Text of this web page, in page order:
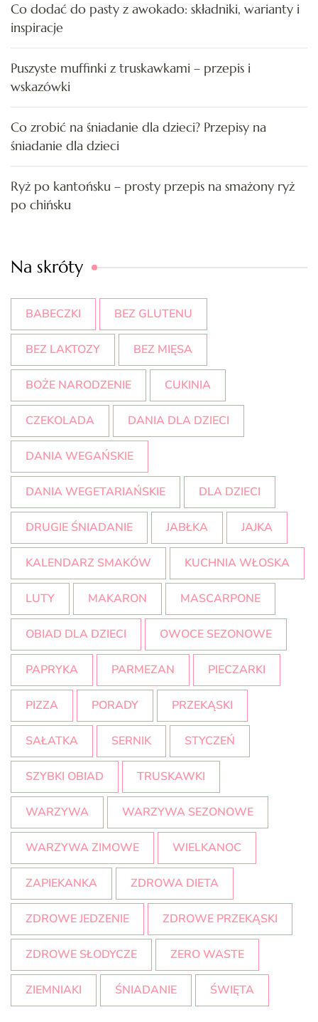
Co dodać do pasty z awokado: składniki, warianty i
inspiracje
Puszyste muffinki z truskawkami – przepis i
wskazówki
Co zrobić na śniadanie dla dzieci? Przepisy na
śniadanie dla dzieci
Ryż po kantońsku – prosty przepis na smażony ryż
po chińsku
Na skróty
BABECZKI BEZ GLUTENU
BEZ LAKTOZY BEZ MIĘSA
BOŻE NARODZENIE CUKINIA
CZEKOLADA DANIA DLA DZIECI
DANIA WEGAŃSKIE
DANIA WEGETARIAŃSKIE DLA DZIECI
DRUGIE ŚNIADANIE JABŁKA JAJKA
KALENDARZ SMAKÓW KUCHNIA WŁOSKA
LUTY MAKARON MASCARPONE
OBIAD DLA DZIECI OWOCE SEZONOWE
PAPRYKA PARMEZAN PIECZARKI
PIZZA PORADY PRZEKĄSKI
SAŁATKA SERNIK STYCZEŃ
SZYBKI OBIAD TRUSKAWKI
WARZYWA WARZYWA SEZONOWE
WARZYWA ZIMOWE WIELKANOC
ZAPIEKANKA ZDROWA DIETA
ZDROWE JEDZENIE ZDROWE PRZEKĄSKI
ZDROWE SŁODYCZE ZERO WASTE
ZIEMNIAKI ŚNIADANIE ŚWIĘTA